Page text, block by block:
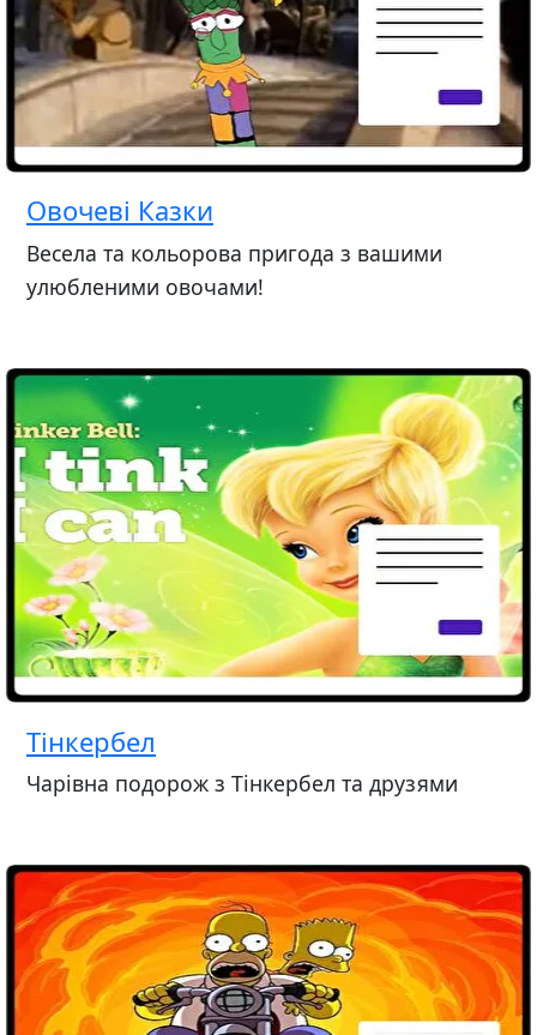
Овочеві Казки
Весела та кольорова пригода з вашими
улюбленими овочами!
Тінкербел
Чарівна подорож з Тінкербел та друзями